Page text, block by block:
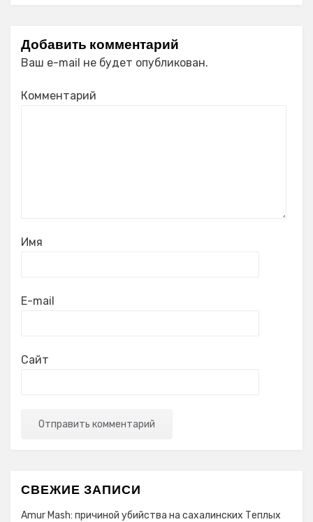
Добавить комментарий
Ваш e-mail не будет опубликован.
Комментарий
Имя
E-mail
Сайт
СВЕЖИЕ ЗАПИСИ
Amur Mash: причиной убийства на сахалинских Теплых